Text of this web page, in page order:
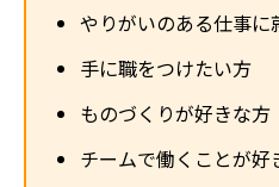
やりがいのある仕事に
手に職をつけたい方
ものづくりが好きな方
チームで働くことが好